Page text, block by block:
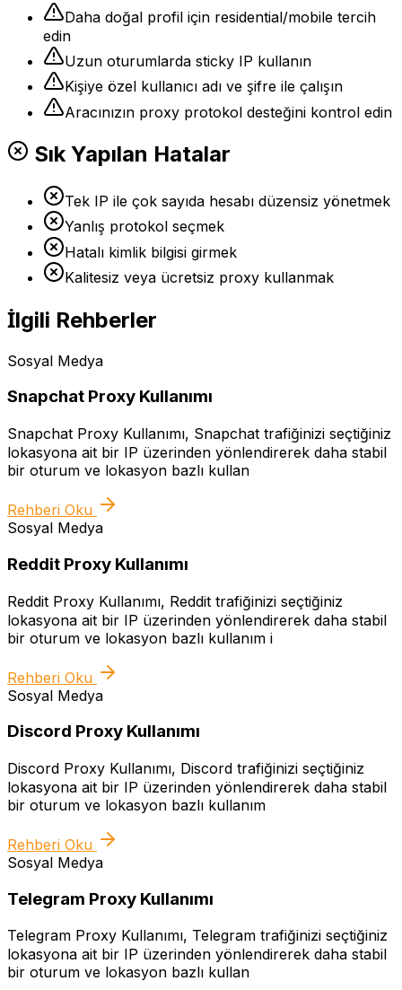
Daha doğal profil için residential/mobile tercih
edin
Uzun oturumlarda sticky IP kullanın
Kişiye özel kullanıcı adı ve şifre ile çalışın
Aracınızın proxy protokol desteğini kontrol edin
Sık Yapılan Hatalar
Tek IP ile çok sayıda hesabı düzensiz yönetmek
Yanlış protokol seçmek
Hatalı kimlik bilgisi girmek
Kalitesiz veya ücretsiz proxy kullanmak
İlgili Rehberler
Sosyal Medya
Snapchat Proxy Kullanımı
Snapchat Proxy Kullanımı, Snapchat trafiğinizi seçtiğiniz
lokasyona ait bir IP üzerinden yönlendirerek daha stabil
bir oturum ve lokasyon bazlı kullan
Rehberi Oku
Sosyal Medya
Reddit Proxy Kullanımı
Reddit Proxy Kullanımı, Reddit trafiğinizi seçtiğiniz
lokasyona ait bir IP üzerinden yönlendirerek daha stabil
bir oturum ve lokasyon bazlı kullanım i
Rehberi Oku
Sosyal Medya
Discord Proxy Kullanımı
Discord Proxy Kullanımı, Discord trafiğinizi seçtiğiniz
lokasyona ait bir IP üzerinden yönlendirerek daha stabil
bir oturum ve lokasyon bazlı kullanım
Rehberi Oku
Sosyal Medya
Telegram Proxy Kullanımı
Telegram Proxy Kullanımı, Telegram trafiğinizi seçtiğiniz
lokasyona ait bir IP üzerinden yönlendirerek daha stabil
bir oturum ve lokasyon bazlı kullan